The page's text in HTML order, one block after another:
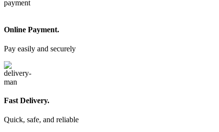
Online Payment.
Pay easily and securely
Fast Delivery.
Quick, safe, and reliable